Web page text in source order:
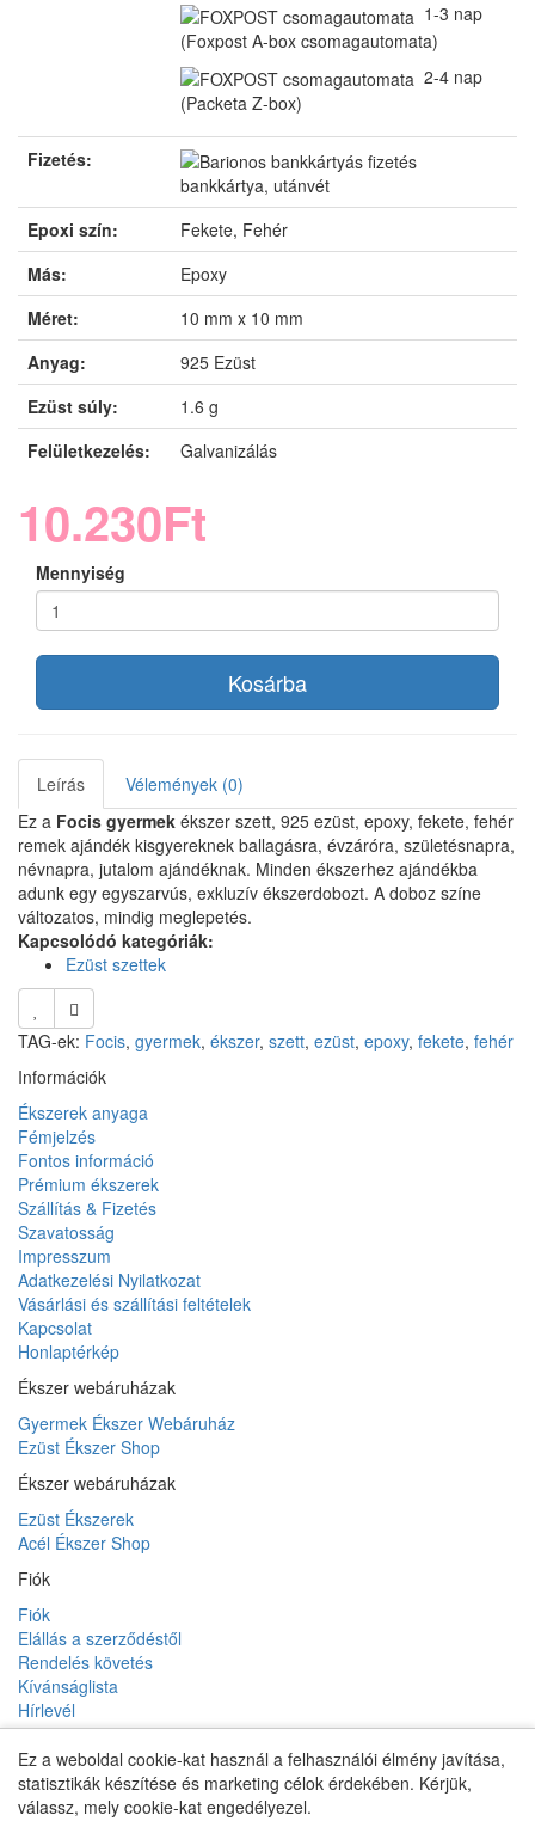
1-3 nap
(Foxpost A-box csomagautomata)
2-4 nap
(Packeta Z-box)
Fizetés:
bankkártya, utánvét
Epoxi szín:
Fekete, Fehér
Más:
Epoxy
Méret:
10 mm x 10 mm
Anyag:
925 Ezüst
Ezüst súly:
1.6 g
Felületkezelés:
Galvanizálás
10.230Ft
Mennyiség
Kosárba
Leírás
Vélemények (0)
Ez a Focis gyermek ékszer szett, 925 ezüst, epoxy, fekete, fehér
remek ajándék kisgyereknek ballagásra, évzáróra, születésnapra,
névnapra, jutalom ajándéknak. Minden ékszerhez ajándékba
adunk egy egyszarvús, exkluzív ékszerdobozt. A doboz színe
változatos, mindig meglepetés.
Kapcsolódó kategóriák:
Ezüst szettek
TAG-ek: Focis, gyermek, ékszer, szett, ezüst, epoxy, fekete, fehér
Információk
Ékszerek anyaga
Fémjelzés
Fontos információ
Prémium ékszerek
Szállítás & Fizetés
Szavatosság
Impresszum
Adatkezelési Nyilatkozat
Vásárlási és szállítási feltételek
Kapcsolat
Honlaptérkép
Ékszer webáruházak
Gyermek Ékszer Webáruház
Ezüst Ékszer Shop
Ékszer webáruházak
Ezüst Ékszerek
Acél Ékszer Shop
Fiók
Fiók
Elállás a szerződéstől
Rendelés követés
Kívánságlista
Hírlevél
Gyermek Ékszer Shop
Ez a weboldal cookie-kat használ a felhasználói élmény javítása,
statisztikák készítése és marketing célok érdekében. Kérjük,
válassz, mely cookie-kat engedélyezel.